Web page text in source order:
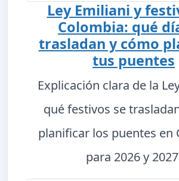
Ley Emiliani y
Colombia: qué
trasladan y cómo
tus puentes
Explicación clara de la
qué festivos se
planificar los puentes en
para 2026 y